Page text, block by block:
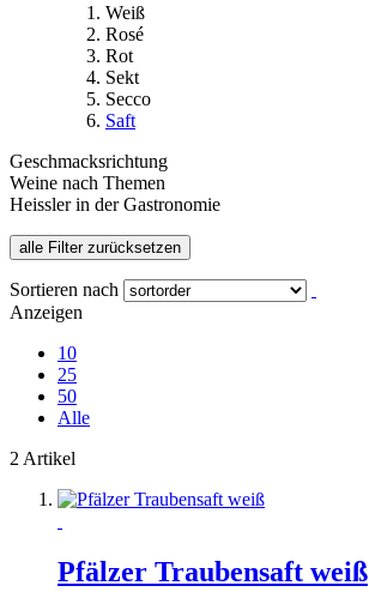
Weiß
Rosé
Rot
Sekt
Secco
Saft
Geschmacksrichtung
Weine nach Themen
Heissler in der Gastronomie
alle Filter zurücksetzen
Sortieren nach
Anzeigen
10
25
50
Alle
2 Artikel
Pfälzer Traubensaft weiß